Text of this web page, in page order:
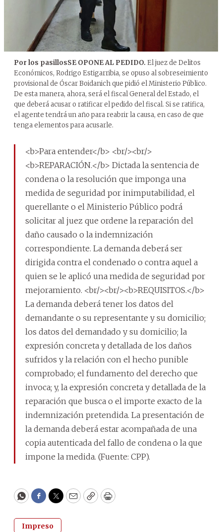
Por los pasillosSE OPONE AL PEDIDO. El juez de Delitos
Económicos, Rodrigo Estigarribia, se opuso al sobreseimiento
provisional de Óscar Boidanich que pidió el Ministerio Público.
De esta manera, ahora, será el fiscal General del Estado, el
que deberá acusar o ratificar el pedido del fiscal. Si se ratifica,
el agente tendrá un año para reabrir la causa, en caso de que
tenga elementos para acusarle.
<b>Para entender</b> <br/><br/>
<b>REPARACIÓN.</b> Dictada la sentencia de
condena o la resolución que imponga una
medida de seguridad por inimputabilidad, el
querellante o el Ministerio Público podrá
solicitar al juez que ordene la reparación del
daño causado o la indemnización
correspondiente. La demanda deberá ser
dirigida contra el condenado o contra aquel a
quien se le aplicó una medida de seguridad por
mejoramiento. <br/><br/><b>REQUISITOS.</b>
La demanda deberá tener los datos del
demandante o su representante y su domicilio;
los datos del demandado y su domicilio; la
expresión concreta y detallada de los daños
sufridos y la relación con el hecho punible
comprobado; el fundamento del derecho que
invoca; y, la expresión concreta y detallada de la
reparación que busca o el importe exacto de la
indemnización pretendida. La presentación de
la demanda deberá estar acompañada de una
copia autenticada del fallo de condena o la que
impone la medida. (Fuente: CPP).
WhatsApp
Facebook
Twitter
EmailCopyPrint
Impreso